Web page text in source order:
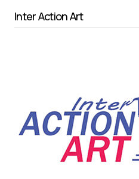
Inter Action Art